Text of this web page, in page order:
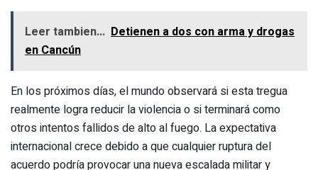
Leer tambien... Detienen a dos con arma y drogas
en Cancún
En los próximos días, el mundo observará si esta tregua
realmente logra reducir la violencia o si terminará como
otros intentos fallidos de alto al fuego. La expectativa
internacional crece debido a que cualquier ruptura del
acuerdo podría provocar una nueva escalada militar y